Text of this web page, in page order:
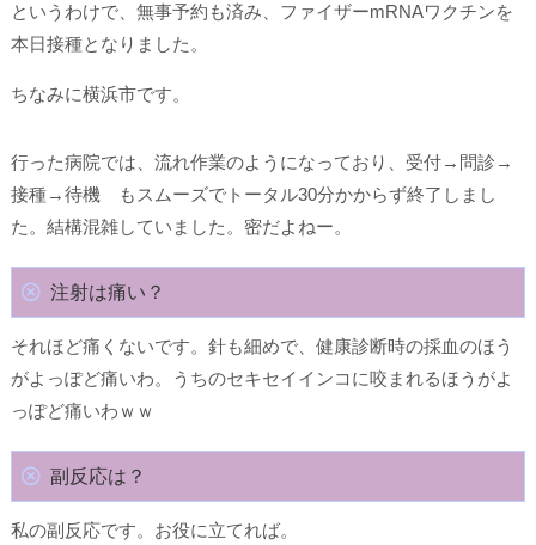
というわけで、無事予約も済み、ファイザーmRNAワクチンを
本日接種となりました。
ちなみに横浜市です。
行った病院では、流れ作業のようになっており、受付→問診→
接種→待機 もスムーズでトータル30分かからず終了しまし
た。結構混雑していました。密だよねー。
注射は痛い？
それほど痛くないです。針も細めで、健康診断時の採血のほう
がよっぽど痛いわ。うちのセキセイインコに咬まれるほうがよ
っぽど痛いわｗｗ
副反応は？
私の副反応です。お役に立てれば。